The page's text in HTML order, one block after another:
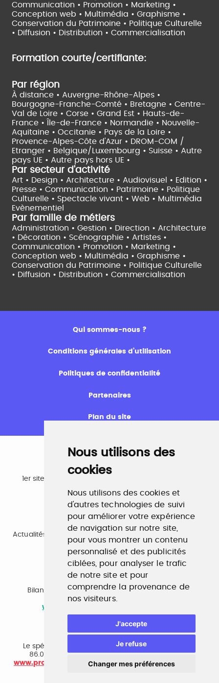
Nous utilisons des
cookies
Nous utilisons des cookies et
d'autres technologies de suivi
pour améliorer votre expérience
de navigation sur notre site,
pour vous montrer un contenu
personnalisé et des publicités
ciblées, pour analyser le trafic
de notre site et pour
comprendre la provenance de
nos visiteurs.
J'accepte
Je refuse
Changer mes préférences
Communication • Promotion • Marketing •
Conception web • Multimédia • Graphisme •
Conservation du Patrimoine • Politique Culturelle
• Diffusion • Distribution • Commercialisation
Formation courte/certifiante:
Par région
À distance • Auvergne-Rhône-Alpes •
Bourgogne-Franche-Comté • Bretagne • Centre-
Val de Loire • Corse • Grand Est • Hauts-de-
France •
Île-de-France • Normandie • Nouvelle-
Aquitaine • Occitanie • Pays de la Loire •
Provence-Alpes-Côte d'Azur • DROM-COM /
Etranger • Belgique/Luxembourg • Suisse • Autre
pays UE • Autre pays hors UE •
Par secteur d'activité
Art • Design • Architecture • Audiovisuel • Edition •
Presse • Communication • Patrimoine • Politique
Culturelle • Spectacle vivant • Web • Multimédia
Evènementiel
Par famille de métiers
Administration • Gestion • Direction • Architecture
• Décoration • Scénographie • Artistes •
Communication • Promotion • Marketing •
Conception web • Multimédia • Graphisme •
Conservation du Patrimoine • Politique Culturelle
• Diffusion • Distribution • Commercialisation
Qui sommes-nous ?
Conditions générales d’utilisation
Politiques de confidentialité
Partenaires
Plan du site
Emploi
1er site emploi du secteur culturel 784.000 visites et
www.profilculture.com
Formation
Actualités, guide et annuaire des formations aux métiers
de la culture.
www.profilculture-formation.com
Accompagnement professionnel
Bilan de compétences, coaching, techniques de
recherche d'emploi, entretien conseil.
www.profilculture-competences.com
Le spécialiste du secteur culturel, une cvthèque de
86.000 CV et réseau unique de professionnels.
www.profilculture-conseil.com/cabinet-recrutement